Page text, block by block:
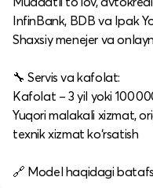
InfinBank, BDB va Ipak
Shaxsiy menejer va
🔧 Servis va kafolat:
Kafolat – 3 yil yoki 100
Yuqori malakali xizmat,
texnik xizmat ko‘rsatish
🔗 Model haqidagi